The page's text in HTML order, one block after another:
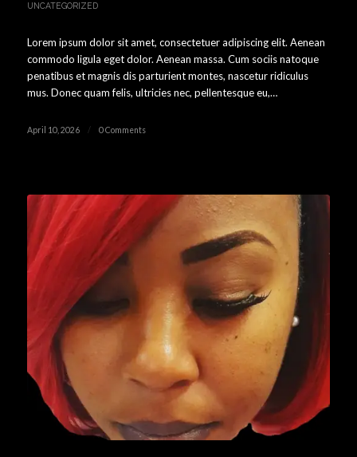
UNCATEGORIZED
Lorem ipsum dolor sit amet, consectetuer adipiscing elit. Aenean
commodo ligula eget dolor. Aenean massa. Cum sociis natoque
penatibus et magnis dis parturient montes, nascetur ridiculus
mus. Donec quam felis, ultricies nec, pellentesque eu,…
April 10, 2026 / 0 Comments